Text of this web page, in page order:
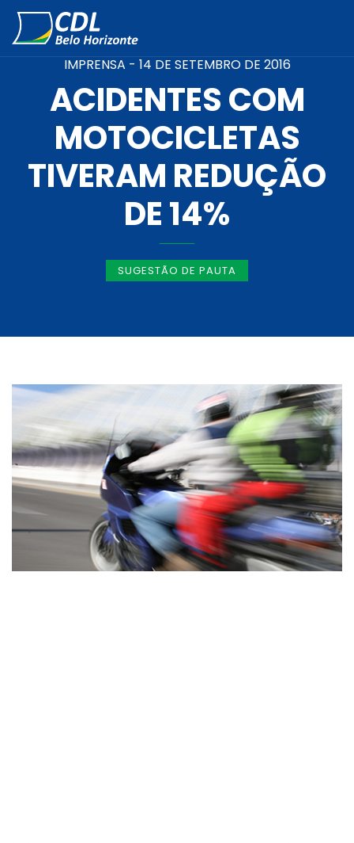
IMPRENSA - 14 DE SETEMBRO DE 2016
ACIDENTES COM
MOTOCICLETAS
TIVERAM REDUÇÃO
DE 14%
SUGESTÃO DE PAUTA